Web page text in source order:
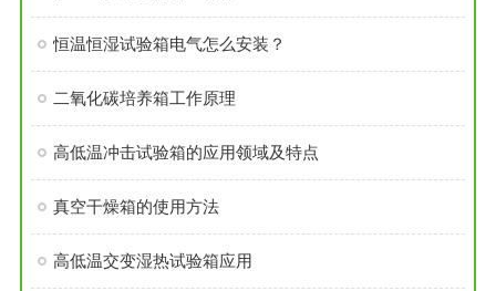
恒温恒湿试验箱电气怎么安装？
二氧化碳培养箱工作原理
高低温冲击试验箱的应用领域及特点
真空干燥箱的使用方法
高低温交变湿热试验箱应用